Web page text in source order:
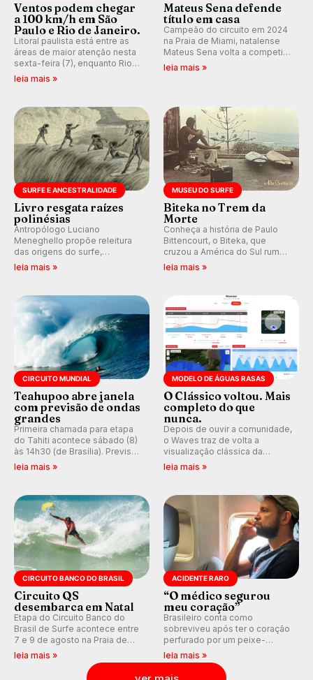
Ventos podem chegar
a 100 km/h em São
Paulo e Rio de Janeiro.
Litoral paulista está entre as
áreas de maior atenção nesta
sexta-feira (7), enquanto Rio
de Janeiro também recebe
km/h em Itanhaém.
leia mais »
Mateus Sena defende
título em casa
Campeão do circuito em 2024
na Praia de Miami, natalense
Mateus Sena volta a competir
em casa em busca de manter a
leia mais »
SURFE E ANCESTRALIDADE
Livro resgata raízes
polinésias
Antropólogo Luciano
Meneghello propõe releitura
das origens do surfe,
resgatando a cultura polinésia
prática em esporte e indústria.
leia mais »
MUSEU DO SURFE
Biteka no Trem da
Morte
Conheça a história de Paulo
Bittencourt, o Biteka, que
cruzou a América do Sul rumo
ao Pacífico em uma jornada
leia mais »
CIRCUITO MUNDIAL
Teahupoo abre janela
com previsão de ondas
grandes
Primeira chamada para etapa
do Tahiti acontece sábado (8)
às 14h30 (de Brasília). Previsão
indica swell consistente.
Kelly Slater convidado.
leia mais »
MODELO DE ÁGUAS RASAS
O Clássico voltou. Mais
completo do que
nunca.
Depois de ouvir a comunidade,
o Waves traz de volta a
visualização clássica da
previsão de águas rasas,
ondas para até 16 dias.
leia mais »
CIRCUITO BANCO DO BRASIL
Circuito QS
desembarca em Natal
Etapa do Circuito Banco do
Brasil de Surfe acontece entre
7 e 9 de agosto na Praia de
Miami (RN), em disputas
válidas pelo Qualifying Series
(QS) 4.000 e pela corrida por
leia mais »
ACIDENTE RARO
“O médico segurou
meu coração”
Brasileiro conta como
sobreviveu após ter o coração
perfurado por um peixe-
agulha enquanto surfava na
Costa Rica.
leia mais »